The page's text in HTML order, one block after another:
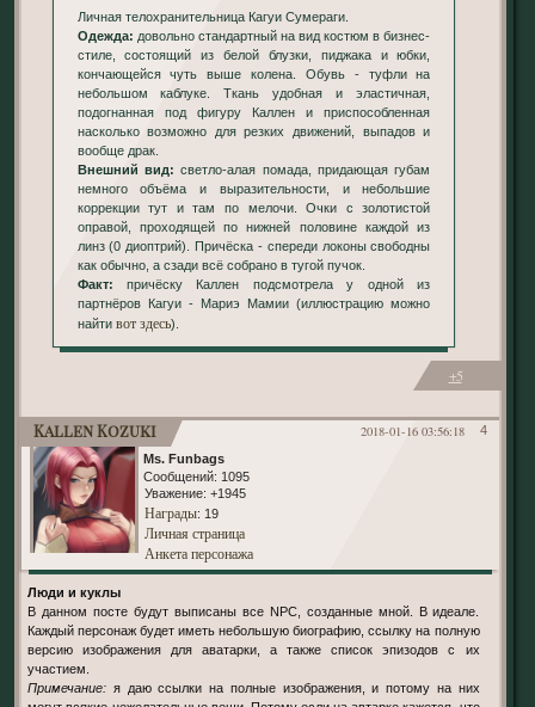
Личная телохранительница Кагуи Сумераги.
Одежда: довольно стандартный на вид костюм в бизнес-
стиле, состоящий из белой блузки, пиджака и юбки,
кончающейся чуть выше колена. Обувь - туфли на
небольшом каблуке. Ткань удобная и эластичная,
подогнанная под фигуру Каллен и приспособленная
насколько возможно для резких движений, выпадов и
вообще драк.
Внешний вид: светло-алая помада, придающая губам
немного объёма и выразительности, и небольшие
коррекции тут и там по мелочи. Очки с золотистой
оправой, проходящей по нижней половине каждой из
линз (0 диоптрий). Причёска - спереди локоны свободны
как обычно, а сзади всё собрано в тугой пучок.
Факт: причёску Каллен подсмотрела у одной из
партнёров Кагуи - Мариэ Мамии (иллюстрацию можно
найти вот здесь).
+5
4
2018-01-16 03:56:18
Kallen Kozuki
Ms. Funbags
Сообщений: 1095
Уважение: +1945
Награды: 19
Личная страница
Анкета персонажа
Люди и куклы
В данном посте будут выписаны все NPC, созданные мной. В идеале.
Каждый персонаж будет иметь небольшую биографию, ссылку на полную
версию изображения для аватарки, а также список эпизодов с их
участием.
Примечание: я даю ссылки на полные изображения, и потому на них